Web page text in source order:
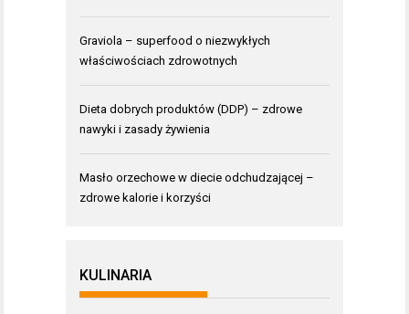
Graviola – superfood o niezwykłych
właściwościach zdrowotnych
Dieta dobrych produktów (DDP) – zdrowe
nawyki i zasady żywienia
Masło orzechowe w diecie odchudzającej –
zdrowe kalorie i korzyści
KULINARIA